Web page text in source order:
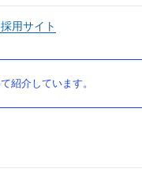
採用サイト
紹介しています。